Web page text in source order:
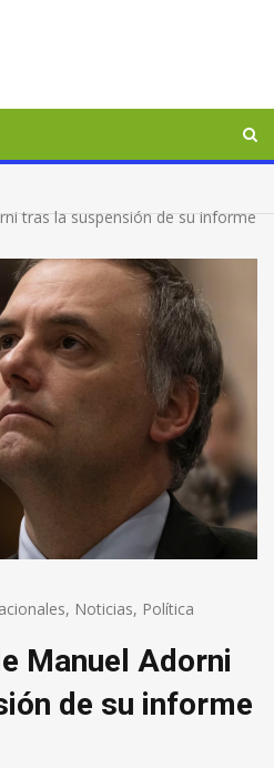
tras la suspensión de su informe
, Noticias, Política
Manuel Adorni
de su informe